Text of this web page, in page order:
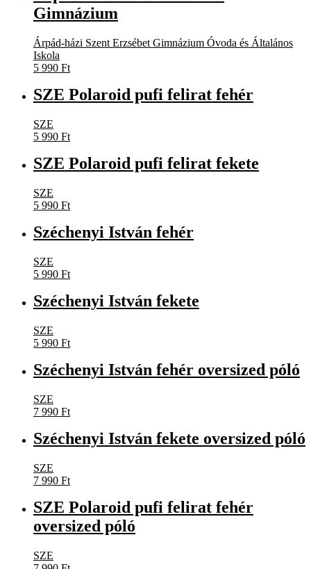
Gimnázium
Árpád-házi Szent Erzsébet Gimnázium Óvoda és Általános
Iskola
5 990 Ft
SZE Polaroid pufi felirat fehér
SZE
5 990 Ft
SZE Polaroid pufi felirat fekete
SZE
5 990 Ft
Széchenyi István fehér
SZE
5 990 Ft
Széchenyi István fekete
SZE
5 990 Ft
Széchenyi István fehér oversized póló
SZE
7 990 Ft
Széchenyi István fekete oversized póló
SZE
7 990 Ft
SZE Polaroid pufi felirat fehér
oversized póló
SZE